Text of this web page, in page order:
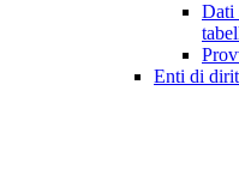
Dati
Enti di